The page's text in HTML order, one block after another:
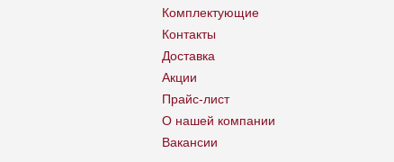
Комплектующие
Контакты
Доставка
Акции
Прайс-лист
О нашей компании
Вакансии